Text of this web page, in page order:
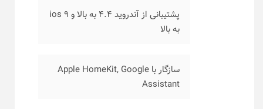
پشتیبانی از آندروید ۴.۴ به بالا و ios 9
به بالا
سازگار با Apple HomeKit, Google
Assistant